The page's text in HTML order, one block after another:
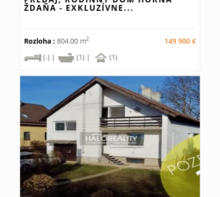
ŽDAŇA - EXKLUZÍVNE...
Rozloha : 804.00 m2
149 900 €
(-) |
(1) | (1)